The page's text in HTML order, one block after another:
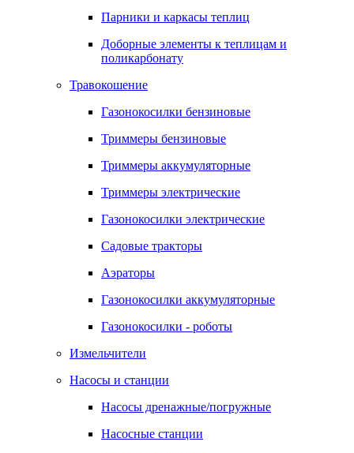
Парники и каркасы теплиц
Доборные элементы к теплицам и
поликарбонату
Травокошение
Газонокосилки бензиновые
Триммеры бензиновые
Триммеры аккумуляторные
Триммеры электрические
Газонокосилки электрические
Садовые тракторы
Аэраторы
Газонокосилки аккумуляторные
Газонокосилки - роботы
Измельчители
Насосы и станции
Насосы дренажные/погружные
Насосные станции